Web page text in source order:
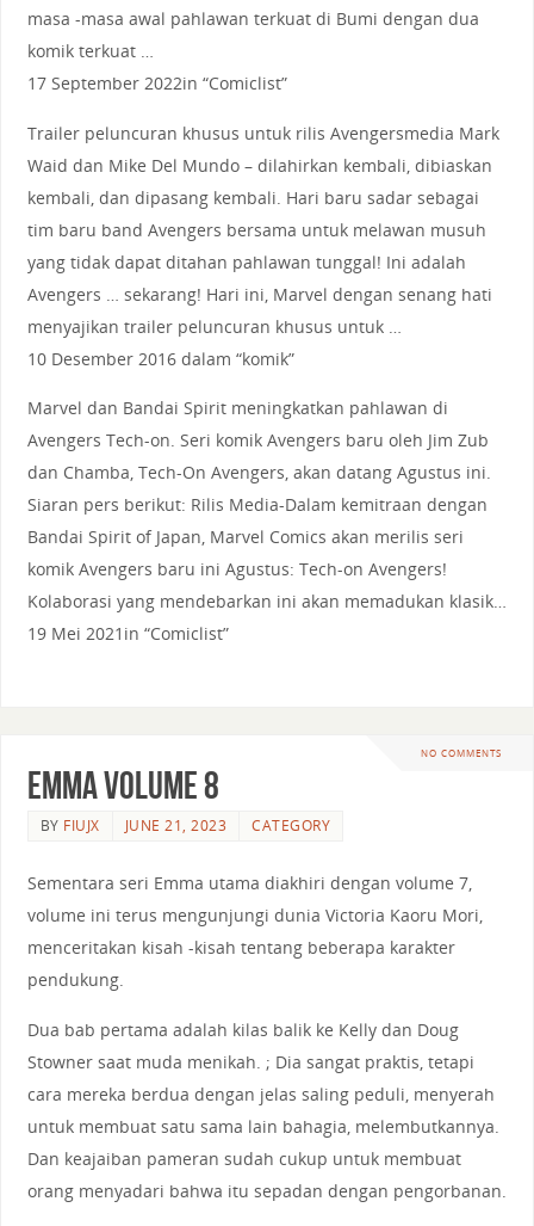
masa -masa awal pahlawan terkuat di Bumi dengan dua
komik terkuat …
17 September 2022in “Comiclist”
Trailer peluncuran khusus untuk rilis Avengersmedia Mark
Waid dan Mike Del Mundo – dilahirkan kembali, dibiaskan
kembali, dan dipasang kembali. Hari baru sadar sebagai
tim baru band Avengers bersama untuk melawan musuh
yang tidak dapat ditahan pahlawan tunggal! Ini adalah
Avengers … sekarang! Hari ini, Marvel dengan senang hati
menyajikan trailer peluncuran khusus untuk …
10 Desember 2016 dalam “komik”
Marvel dan Bandai Spirit meningkatkan pahlawan di
Avengers Tech-on. Seri komik Avengers baru oleh Jim Zub
dan Chamba, Tech-On Avengers, akan datang Agustus ini.
Siaran pers berikut: Rilis Media-Dalam kemitraan dengan
Bandai Spirit of Japan, Marvel Comics akan merilis seri
komik Avengers baru ini Agustus: Tech-on Avengers!
Kolaborasi yang mendebarkan ini akan memadukan klasik…
19 Mei 2021in “Comiclist”
NO COMMENTS
Emma Volume 8
BY FIUJX JUNE 21, 2023 CATEGORY
Sementara seri Emma utama diakhiri dengan volume 7,
volume ini terus mengunjungi dunia Victoria Kaoru Mori,
menceritakan kisah -kisah tentang beberapa karakter
pendukung.
Dua bab pertama adalah kilas balik ke Kelly dan Doug
Stowner saat muda menikah. ; Dia sangat praktis, tetapi
cara mereka berdua dengan jelas saling peduli, menyerah
untuk membuat satu sama lain bahagia, melembutkannya.
Dan keajaiban pameran sudah cukup untuk membuat
orang menyadari bahwa itu sepadan dengan pengorbanan.